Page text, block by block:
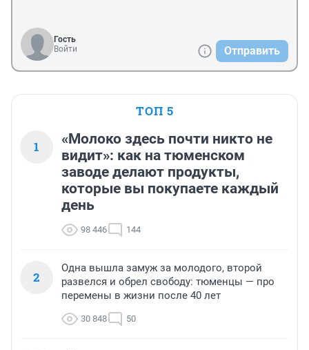
Гость
Войти
Отправить
ТОП 5
1
«Молоко здесь почти никто не
видит»: как на тюменском
заводе делают продукты,
которые вы покупаете каждый
день
98 446 144
2
Одна вышла замуж за молодого, второй
развелся и обрел свободу: тюменцы — про
перемены в жизни после 40 лет
30 848 50